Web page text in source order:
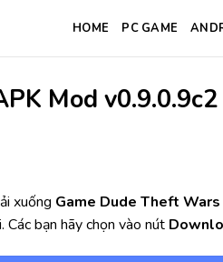
HOME PC GAME
Mod v0.9.0.9c2
xuống Game Dude Theft
bạn hãy chọn vào nút